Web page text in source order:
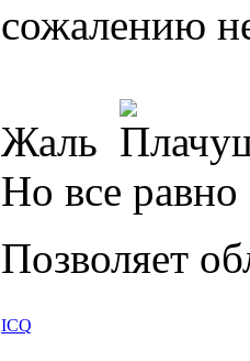
сожалению
Жаль
Но все
Позволяет
ICQ